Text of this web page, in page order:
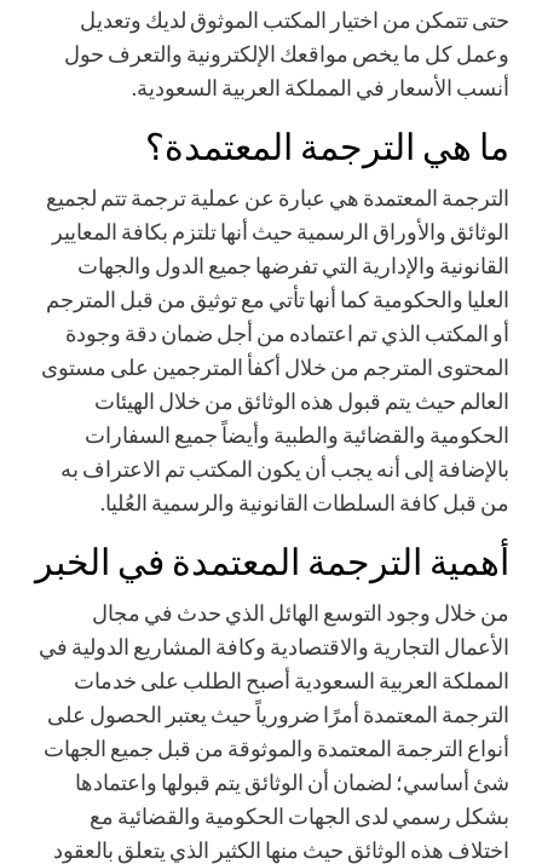
حتى تتمكن من اختيار المكتب الموثوق لديك وتعديل
وعمل كل ما يخص مواقعك الإلكترونية والتعرف حول
أنسب الأسعار في المملكة العربية السعودية.
ما هي الترجمة المعتمدة؟
الترجمة المعتمدة هي عبارة عن عملية ترجمة تتم لجميع
الوثائق والأوراق الرسمية حيث أنها تلتزم بكافة المعايير
القانونية والإدارية التي تفرضها جميع الدول والجهات
العليا والحكومية كما أنها تأتي مع توثيق من قبل المترجم
أو المكتب الذي تم اعتماده من أجل ضمان دقة وجودة
المحتوى المترجم من خلال أكفأ المترجمين على مستوى
العالم حيث يتم قبول هذه الوثائق من خلال الهيئات
الحكومية والقضائية والطبية وأيضاً جميع السفارات
بالإضافة إلى أنه يجب أن يكون المكتب تم الاعتراف به
من قبل كافة السلطات القانونية والرسمية العُليا.
أهمية الترجمة المعتمدة في الخبر
من خلال وجود التوسع الهائل الذي حدث في مجال
الأعمال التجارية والاقتصادية وكافة المشاريع الدولية في
المملكة العربية السعودية أصبح الطلب على خدمات
الترجمة المعتمدة أمرًا ضرورياً حيث يعتبر الحصول على
أنواع الترجمة المعتمدة والموثوقة من قبل جميع الجهات
شئ أساسي؛ لضمان أن الوثائق يتم قبولها واعتمادها
بشكل رسمي لدى الجهات الحكومية والقضائية مع
اختلاف هذه الوثائق حيث منها الكثير الذي يتعلق بالعقود